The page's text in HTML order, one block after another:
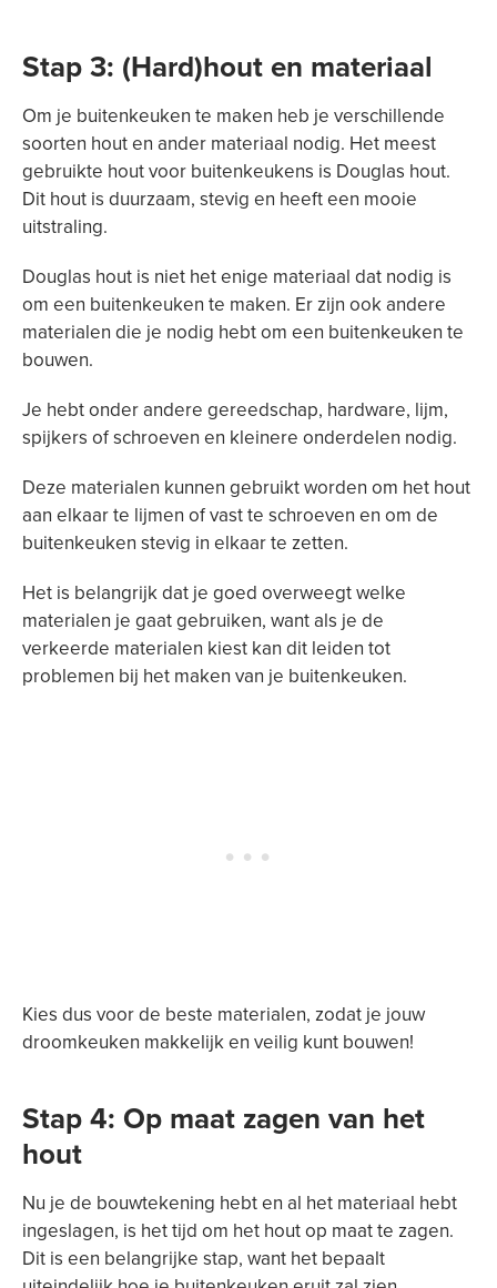
Stap 3: (Hard)hout en materiaal
Om je buitenkeuken te maken heb je verschillende
soorten hout en ander materiaal nodig. Het meest
gebruikte hout voor buitenkeukens is Douglas hout.
Dit hout is duurzaam, stevig en heeft een mooie
uitstraling.
Douglas hout is niet het enige materiaal dat nodig is
om een buitenkeuken te maken. Er zijn ook andere
materialen die je nodig hebt om een buitenkeuken te
bouwen.
Je hebt onder andere gereedschap, hardware, lijm,
spijkers of schroeven en kleinere onderdelen nodig.
Deze materialen kunnen gebruikt worden om het hout
aan elkaar te lijmen of vast te schroeven en om de
buitenkeuken stevig in elkaar te zetten.
Het is belangrijk dat je goed overweegt welke
materialen je gaat gebruiken, want als je de
verkeerde materialen kiest kan dit leiden tot
problemen bij het maken van je buitenkeuken.
Kies dus voor de beste materialen, zodat je jouw
droomkeuken makkelijk en veilig kunt bouwen!
Stap 4: Op maat zagen van het
hout
Nu je de bouwtekening hebt en al het materiaal hebt
ingeslagen, is het tijd om het hout op maat te zagen.
Dit is een belangrijke stap, want het bepaalt